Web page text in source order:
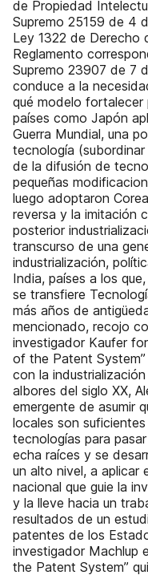
de Propiedad
Supremo 25159 de 4
Ley 1322 de Derecho
Reglamento
Supremo 23907 de 7
conduce a la
qué modelo fortalecer
países como Japón
Guerra Mundial, una
tecnología
de la difusión de
pequeñas
luego adoptaron
reversa y la imitación
posterior
transcurso de una
industrialización,
India, países a los
se transfiere
más años de
mencionado, recojo
investigador Kaufer
of the Patent
con la
albores del siglo XX,
emergente de asumir
locales son
tecnologías para
echa raíces y se
un alto nivel, a aplicar
nacional que guie la
y la lleve hacia un
resultados de un
patentes de los
investigador Machlup
the Patent System”